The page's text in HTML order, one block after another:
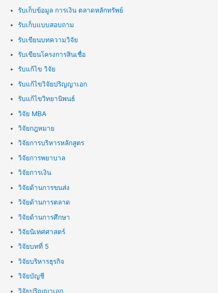
รับเก็บข้อมูล การเงิน ตลาดหลักทรัพย์
รับเก็บแบบสอบถาม
รับเขียนบทความวิจัย
รับเขียนโครงการสินเชื่อ
รับแก้ไข วิจัย
รับแก้ไขวิจัยปริญญาเอก
รับแก้ไขวิทยานิพนธ์
วิจัย MBA
วิจัยกฎหมาย
วิจัยการบริหารหลักสูตร
วิจัยการพยาบาล
วิจัยการเงิน
วิจัยด้านการขนส่ง
วิจัยด้านการตลาด
วิจัยด้านการศึกษา
วิจัยนิเทศศาสตร์
วิจัยบทที่ 5
วิจัยบริหารธุรกิจ
วิจัยบัญชี
วิจัยปริญญาเอก